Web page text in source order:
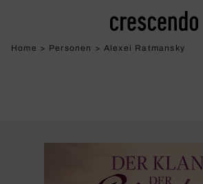
Home > Personen > Alexei Ratmansky